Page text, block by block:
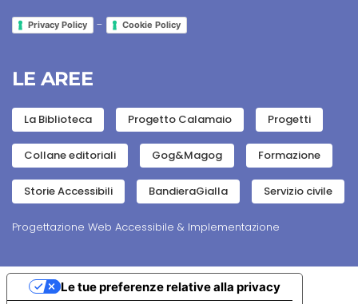
Privacy Policy - Cookie Policy
LE AREE
La Biblioteca Progetto Calamaio Progetti
Collane editoriali Gog&Magog Formazione
Storie Accessibili BandieraGialla Servizio civile
Progettazione Web Accessibile & Implementazione
Le tue preferenze relative alla privacy